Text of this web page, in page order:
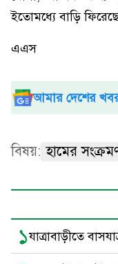
ইতোমধ্যে বাড়ি
এএস
আমার দেশের
বিষয়: হামের
১যাত্রাবাড়ীতে